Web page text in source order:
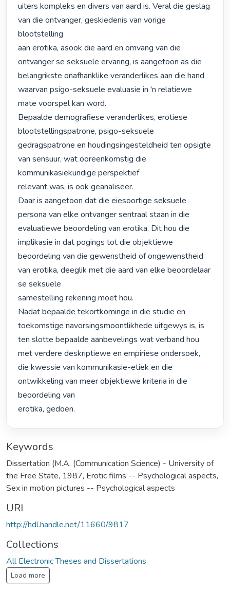
uiters kompleks en divers van aard is. Veral die geslag
van die ontvanger, geskiedenis van vorige
blootstelling
aan erotika, asook die aard en omvang van die
ontvanger se seksuele ervaring, is aangetoon as die
belangrikste onafhanklike veranderlikes aan die hand
waarvan psigo-seksuele evaluasie in 'n relatiewe
mate voorspel kan word.
Bepaalde demografiese veranderlikes, erotiese
blootstellingspatrone, psigo-seksuele
gedragspatrone en houdingsingesteldheid ten opsigte
van sensuur, wat ooreenkomstig die
kommunikasiekundige perspektief
relevant was, is ook geanaliseer.
Daar is aangetoon dat die eiesoortige seksuele
persona van elke ontvanger sentraal staan in die
evaluatiewe beoordeling van erotika. Dit hou die
implikasie in dat pogings tot die objektiewe
beoordeling van die gewenstheid of ongewenstheid
van erotika, deeglik met die aard van elke beoordelaar
se seksuele
samestelling rekening moet hou.
Nadat bepaalde tekortkominge in die studie en
toekomstige navorsingsmoontlikhede uitgewys is, is
ten slotte bepaalde aanbevelings wat verband hou
met verdere deskriptiewe en empiriese ondersoek,
die kwessie van kommunikasie-etiek en die
ontwikkeling van meer objektiewe kriteria in die
beoordeling van
erotika, gedoen.
Keywords
Dissertation (M.A. (Communication Science) - University of
the Free State, 1987, Erotic films -- Psychological aspects,
Sex in motion pictures -- Psychological aspects
URI
http://hdl.handle.net/11660/9817
Collections
All Electronic Theses and Dissertations
Load more